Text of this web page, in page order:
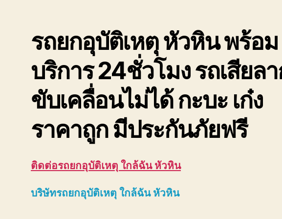
รถยกอุบัติเหตุ หัวหิน พร้อม
บริการ 24ชั่วโมง รถเสียล
ขับเคลื่อนไม่ได้ กะบะ เก๋ง
ราคาถูก มีประกันภัยฟรี
ติดต่อรถยกอุบัติเหตุ ใกล้ฉัน หัวหิน
บริษัทรถยกอุบัติเหตุ ใกล้ฉัน หัวหิน